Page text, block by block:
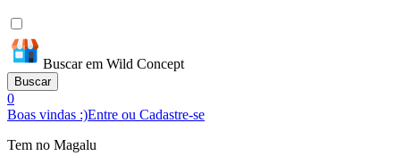
Buscar em Wild Concept
Buscar
0
Boas vindas :)Entre ou Cadastre-se
Tem no Magalu